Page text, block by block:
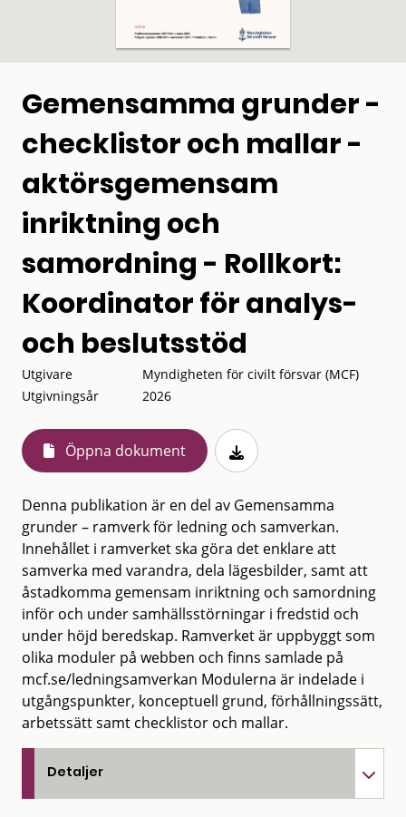
Gemensamma grunder -
checklistor och mallar -
aktörsgemensam
inriktning och
samordning - Rollkort:
Koordinator för analys-
och beslutsstöd
Utgivare
Myndigheten för civilt försvar (MCF)
Utgivningsår
2026
Öppna dokument
Denna publikation är en del av Gemensamma
grunder – ramverk för ledning och samverkan.
Innehållet i ramverket ska göra det enklare att
samverka med varandra, dela lägesbilder, samt att
åstadkomma gemensam inriktning och samordning
inför och under samhällsstörningar i fredstid och
under höjd beredskap. Ramverket är uppbyggt som
olika moduler på webben och finns samlade på
mcf.se/ledningsamverkan Modulerna är indelade i
utgångspunkter, konceptuell grund, förhållningssätt,
arbetssätt samt checklistor och mallar.
Detaljer